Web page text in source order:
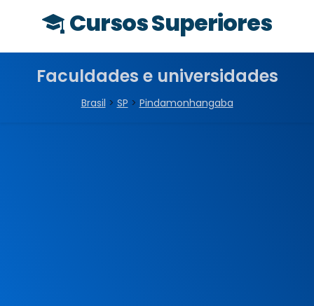
Cursos Superiores
Faculdades e universidades
Brasil > SP > Pindamonhangaba